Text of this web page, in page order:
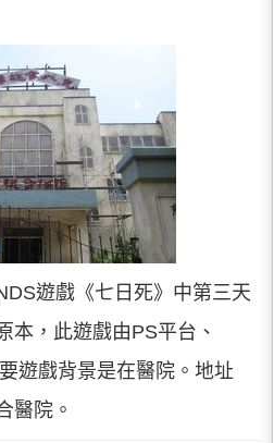
遊戲《七日死》中第三天
本，此遊戲由PS平台、
遊戲背景是在醫院。地址
醫院。